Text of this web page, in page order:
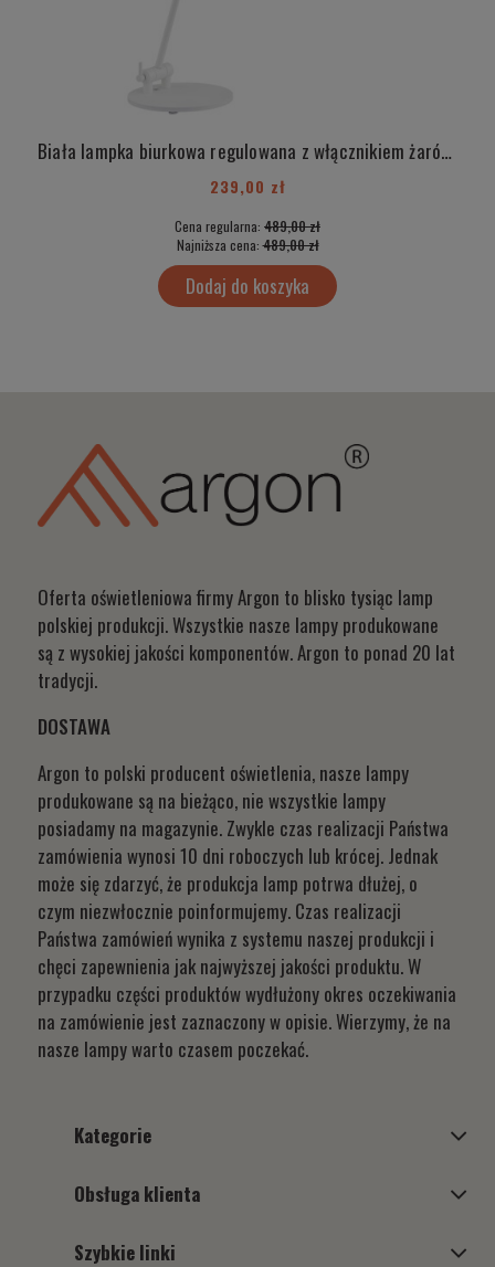
Biała lampka biurkowa regulowana z włącznikiem żarówka E27 IZMIR 4996
239,00 zł
Cena regularna: 489,00 zł
Najniższa cena:489,00 zł
Dodaj do koszyka
Oferta oświetleniowa firmy Argon to blisko tysiąc lamp
polskiej produkcji. Wszystkie nasze lampy produkowane
są z wysokiej jakości komponentów. Argon to ponad 20 lat
tradycji.
DOSTAWA
Argon to polski producent oświetlenia, nasze lampy
produkowane są na bieżąco, nie wszystkie lampy
posiadamy na magazynie. Zwykle czas realizacji Państwa
zamówienia wynosi 10 dni roboczych lub krócej. Jednak
może się zdarzyć, że produkcja lamp potrwa dłużej, o
czym niezwłocznie poinformujemy. Czas realizacji
Państwa zamówień wynika z systemu naszej produkcji i
chęci zapewnienia jak najwyższej jakości produktu. W
przypadku części produktów wydłużony okres oczekiwania
na zamówienie jest zaznaczony w opisie. Wierzymy, że na
nasze lampy warto czasem poczekać.
Kategorie
Obsługa klienta
Szybkie linki